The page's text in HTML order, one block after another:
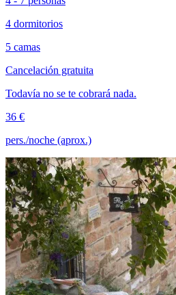
4 dormitorios
5 camas
Cancelación gratuita
Todavía no se te cobrará nada.
36 €
pers./noche (aprox.)